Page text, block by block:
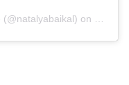
(@natalyabaikal) on Dec 1,